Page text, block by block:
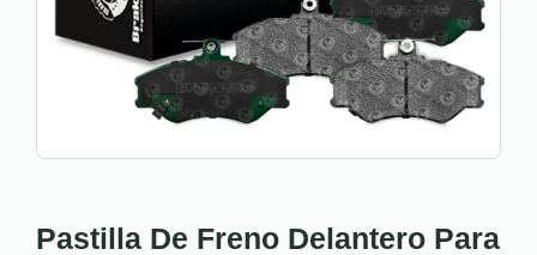
Pastilla De Freno Delantero Para